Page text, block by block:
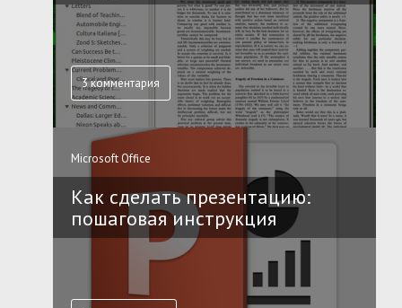
3 комментария
Microsoft Office
Как сделать презентацию:
пошаговая инструкция